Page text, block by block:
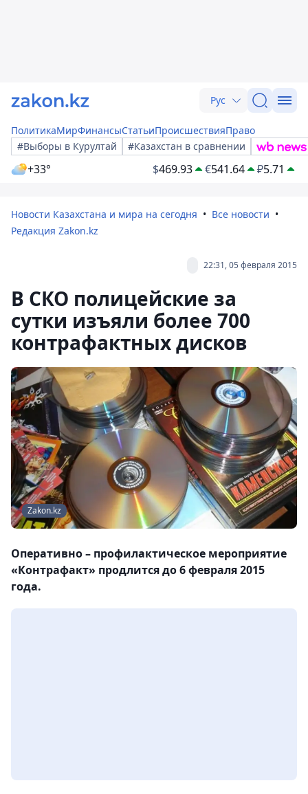
Рус
ПолитикаМирФинансыСтатьиПроисшествияПраво
#Выборы в Курултай
#Казахстан в сравнении
+33° $469.93 €541.64 ₽5.71
Новости Казахстана и мира на сегодня
Все новости
Редакция Zakon.kz
22:31, 05 февраля 2015
В СКО полицейские за
сутки изъяли более 700
контрафактных дисков
Zakon.kz
Оперативно – профилактическое мероприятие
«Контрафакт» продлится до 6 февраля 2015
года.